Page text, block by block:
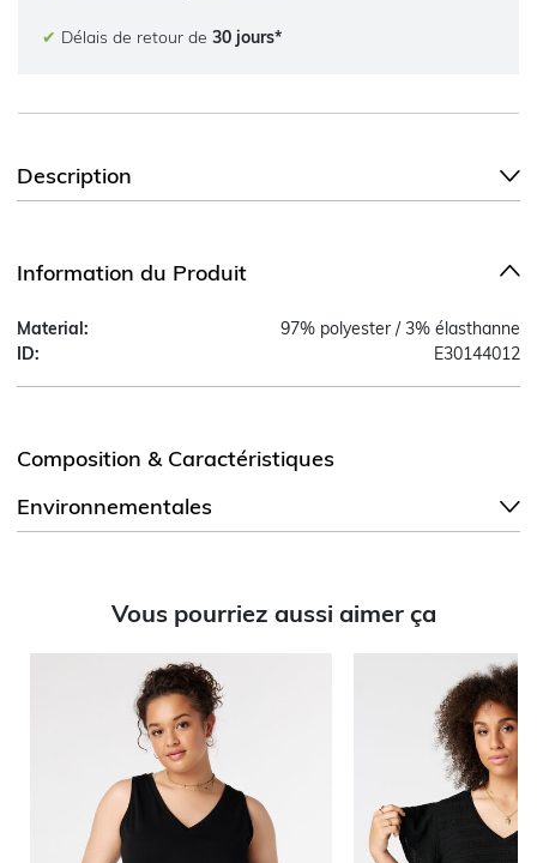
✔ Délais de retour de 30 jours*
Description
Information du Produit
Material:
97% polyester / 3% élasthanne
ID:
E30144012
Composition & Caractéristiques
Environnementales
Vous pourriez aussi aimer ça